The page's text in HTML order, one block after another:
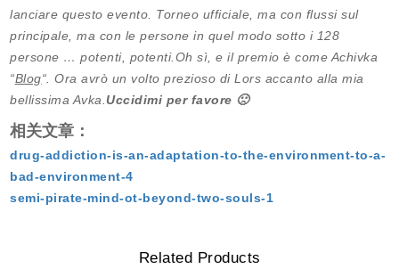
lanciare questo evento. Torneo ufficiale, ma con flussi sul
principale, ma con le persone in quel modo sotto i 128
persone … potenti, potenti.Oh sì, e il premio è come Achivka
“Blog“. Ora avrò un volto prezioso di Lors accanto alla mia
bellissima Avka.Uccidimi per favore 🙁
相关文章：
drug-addiction-is-an-adaptation-to-the-environment-to-a-
bad-environment-4
semi-pirate-mind-ot-beyond-two-souls-1
Related Products